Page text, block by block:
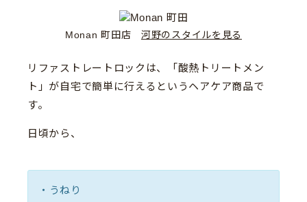
Monan 町田店 河野のスタイルを見る
リファストレートロックは、「酸熱トリートメン
ト」が自宅で簡単に行えるというヘアケア商品で
す。
日頃から、
・うねり